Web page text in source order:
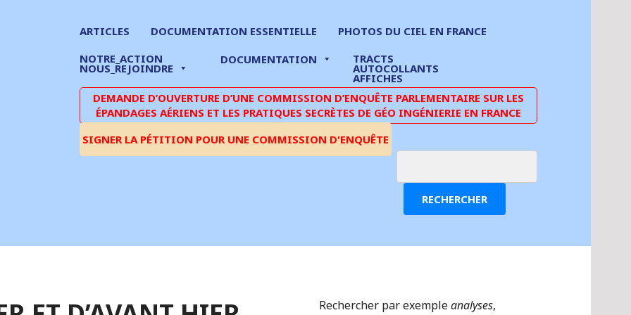
ARTICLES DOCUMENTATION ESSENTIELLE
PHOTOS DU CIEL EN FRANCE
NOTRE_ACTION
NOUS_REJOINDRE
DOCUMENTATION TRACTS
AUTOCOLLANTS
AFFICHES
DEMANDE D’OUVERTURE D’UNE COMMISSION D’ENQUÊTE PARLEMENTAIRE SUR LES
ÉPANDAGES AÉRIENS ET LES PRATIQUES SECRÈTES DE GÉO INGÉNIERIE EN FRANCE
SIGNER LA PÉTITION POUR UNE COMMISSION D'ENQUÊTE
RECHERCHER
Rechercher par exempleanalyses,